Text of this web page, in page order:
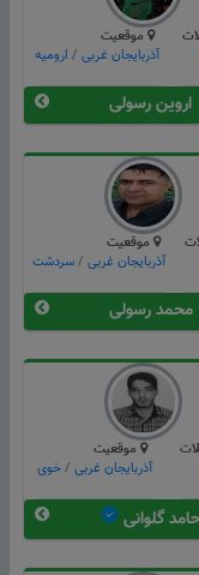
موقعیت
آذربایجان غربی/ ارومیه
اروین رسولی
موقعیت
آذربایجان غربی/سردشت
محمد رسولی
موقعیت
آذربایجان غربی/خوی
گلوانی